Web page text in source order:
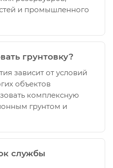
и промышленного
грунтовку?
зависит от условий
объектов
комплексную
грунтом и
службы